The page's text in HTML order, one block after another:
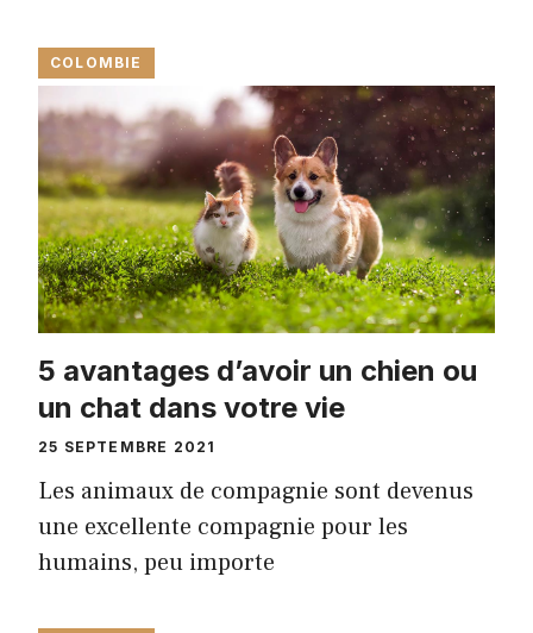
COLOMBIE
5 avantages d’avoir un chien ou
un chat dans votre vie
25 SEPTEMBRE 2021
Les animaux de compagnie sont devenus
une excellente compagnie pour les
humains, peu importe